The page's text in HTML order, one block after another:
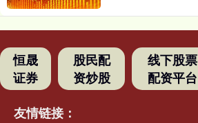
恒晟
证券
股民配
资炒股
线下股票
配资平台
友情链接：